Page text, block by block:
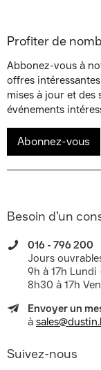
Profiter de
Abbonez-vous à
offres
mises à jour et
événements
Abonnez-vous
Besoin d’un
016 - 796 200
Jours
9h à 17h Lundi
8h30 à 17h
Envoyer un
à
Suivez-nous